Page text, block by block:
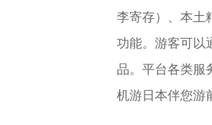
李寄存）、本土
功能。游客可以
品。平台各类服
机游日本伴您游